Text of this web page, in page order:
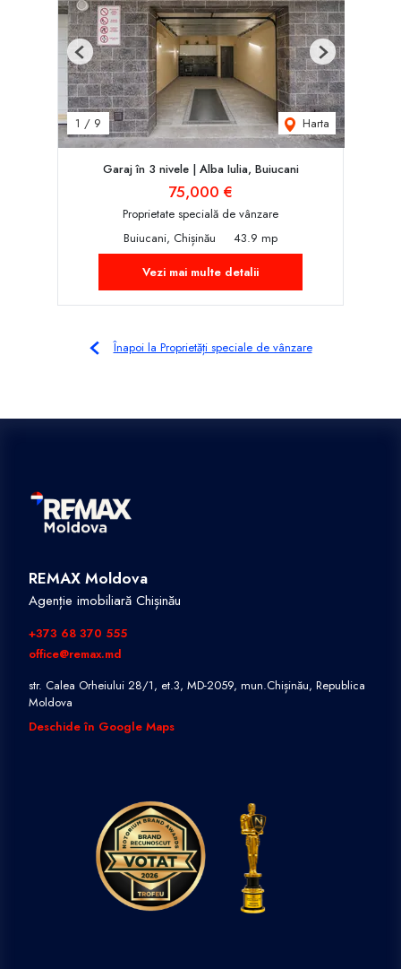
1 / 9 Harta
Previous Next
Garaj în 3 nivele | Alba Iulia, Buiucani
75,000 €
Proprietate specială de vânzare
Buiucani, Chișinău
43.9 mp
Vezi mai multe detalii
Înapoi la Proprietăți speciale de vânzare
REMAX Moldova
Agenție imobiliară Chișinău
+373 68 370 555
office@remax.md
str. Calea Orheiului 28/1, et.3, MD-2059, mun.Chișinău, Republica
Moldova
Deschide în Google Maps